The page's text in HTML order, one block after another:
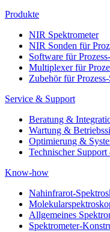
Produkte
NIR Spektrometer
NIR Sonden für
Software für
Multiplexer für
Zubehör für
Service & Support
Beratung &
Wartung &
Optimierung &
Technischer
Know-how
Nahinfrarot-
Allgemeines
Spektrometer-